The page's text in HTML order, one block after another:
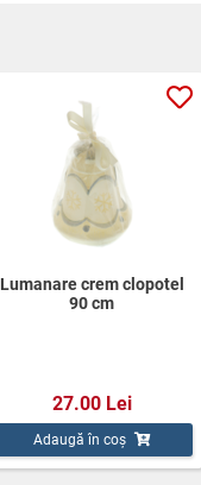
Lumanare crem clopotel
90 cm
27.00 Lei
Adaugă în coș